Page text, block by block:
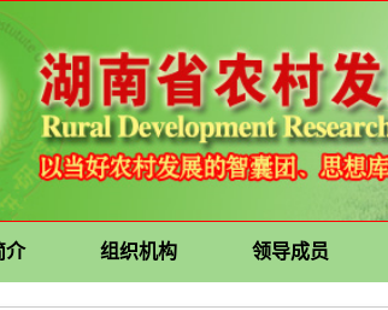
介 组织机构 领导成员